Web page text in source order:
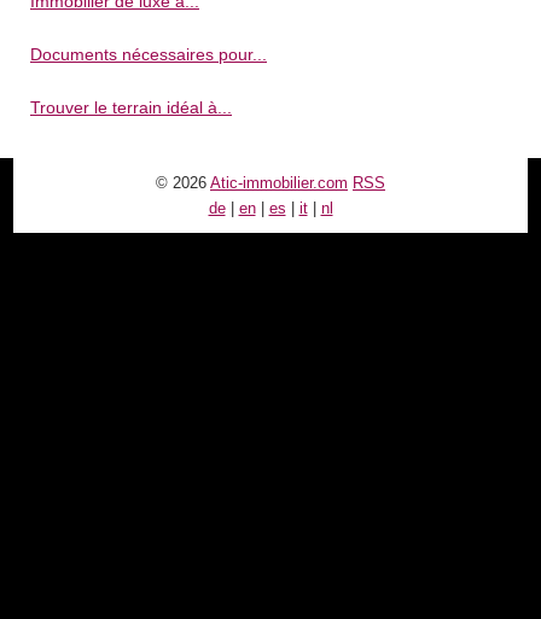
Documents nécessaires pour...
Trouver le terrain idéal à...
© 2026 Atic-immobilier.com RSS
de| en| es | it| nl